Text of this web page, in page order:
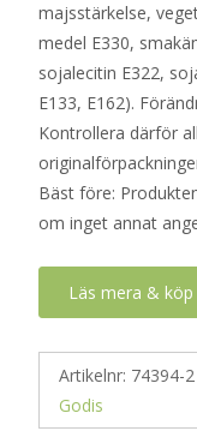
majsstärkelse,
medel E330,
sojalecitin E322,
E133, E162).
Kontrollera därför
Bäst före:
om inget annat
Läs mera & köp
Artikelnr: 74394-2
Godis